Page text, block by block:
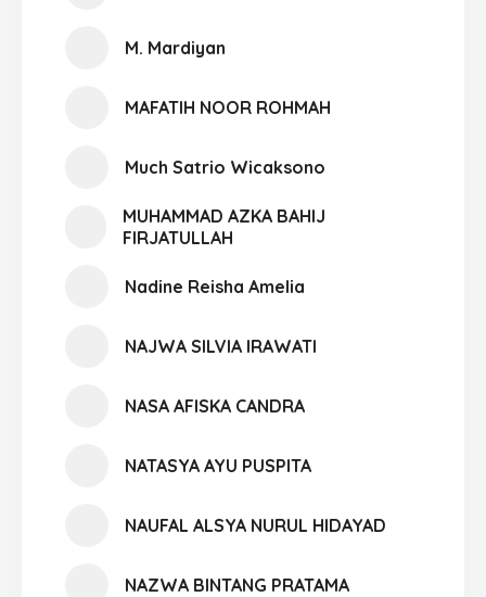
M. Mardiyan
MAFATIH NOOR ROHMAH
Much Satrio Wicaksono
MUHAMMAD AZKA BAHIJ
FIRJATULLAH
Nadine Reisha Amelia
NAJWA SILVIA IRAWATI
NASA AFISKA CANDRA
NATASYA AYU PUSPITA
NAUFAL ALSYA NURUL HIDAYAD
NAZWA BINTANG PRATAMA